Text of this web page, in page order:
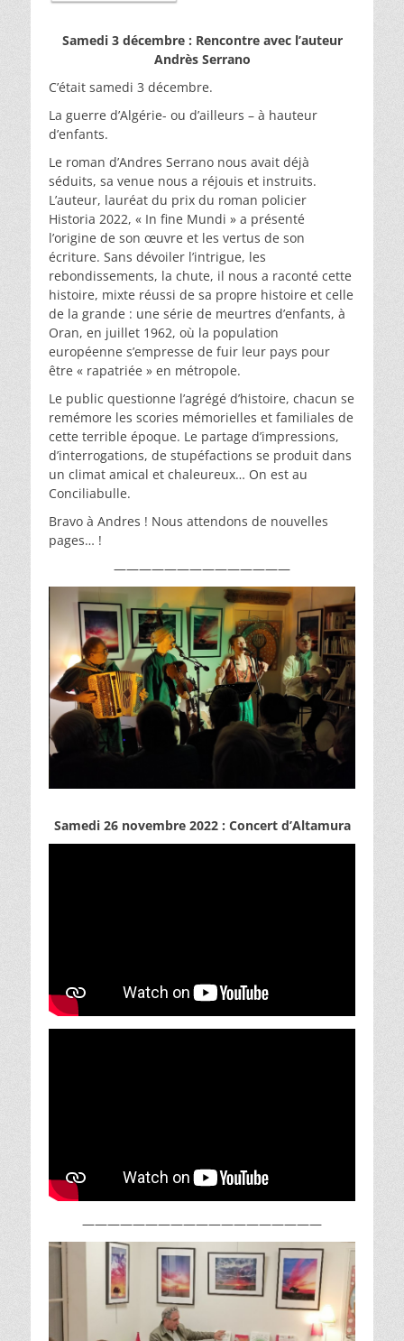
Samedi 3 décembre : Rencontre avec l’auteur
Andrès Serrano
C’était samedi 3 décembre.
La guerre d’Algérie- ou d’ailleurs – à hauteur
d’enfants.
Le roman d’Andres Serrano nous avait déjà
séduits, sa venue nous a réjouis et instruits.
L’auteur, lauréat du prix du roman policier
Historia 2022, « In fine Mundi » a présenté
l’origine de son œuvre et les vertus de son
écriture. Sans dévoiler l’intrigue, les
rebondissements, la chute, il nous a raconté cette
histoire, mixte réussi de sa propre histoire et celle
de la grande : une série de meurtres d’enfants, à
Oran, en juillet 1962, où la population
européenne s’empresse de fuir leur pays pour
être « rapatriée » en métropole.
Le public questionne l’agrégé d’histoire, chacun se
remémore les scories mémorielles et familiales de
cette terrible époque. Le partage d’impressions,
d’interrogations, de stupéfactions se produit dans
un climat amical et chaleureux… On est au
Conciliabulle.
Bravo à Andres ! Nous attendons de nouvelles
pages… !
——————————————
Samedi 26 novembre 2022 : Concert d’Altamura
———————————————————